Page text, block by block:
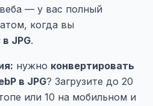
— у вас полный
когда вы
JPG.
нужно конвертировать
в JPG? Загрузите до 20
или 10 на мобильном и